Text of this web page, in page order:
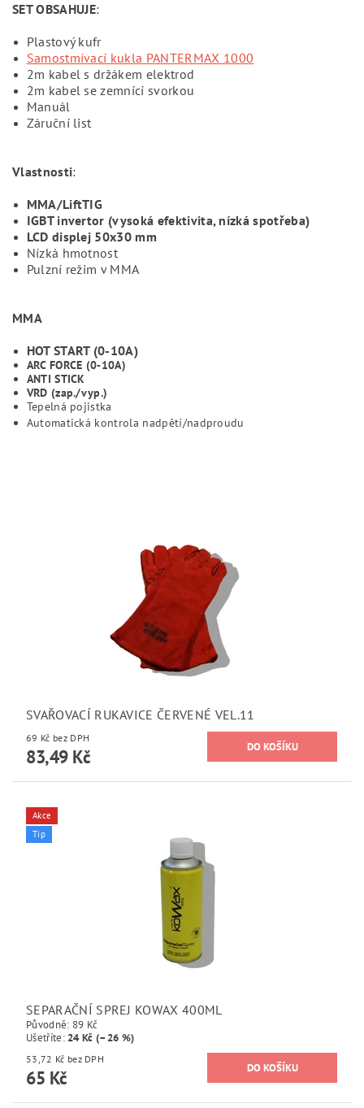
SET OBSAHUJE:
Plastový kufr
Samostmívací kukla PANTERMAX 1000
2m kabel s držákem elektrod
2m kabel se zemnící svorkou
Manuál
Záruční list
Vlastnosti:
MMA/LiftTIG
IGBT invertor (vysoká efektivita, nízká spotřeba)
LCD displej 50x30 mm
Nízká hmotnost
Pulzní režim v MMA
MMA
HOT START (0-10A)
ARC FORCE (0-10A)
ANTI STICK
VRD (zap./vyp.)
Tepelná pojistka
Automatická kontrola nadpětí/nadproudu
SVAŘOVACÍ RUKAVICE ČERVENÉ VEL.11
69 Kč bez DPH
83,49 Kč
Akce
Tip
SEPARAČNÍ SPREJ KOWAX 400ML
Původně: 89 Kč
Ušetříte: 24 Kč (–26 %)
53,72 Kč bez DPH
65 Kč